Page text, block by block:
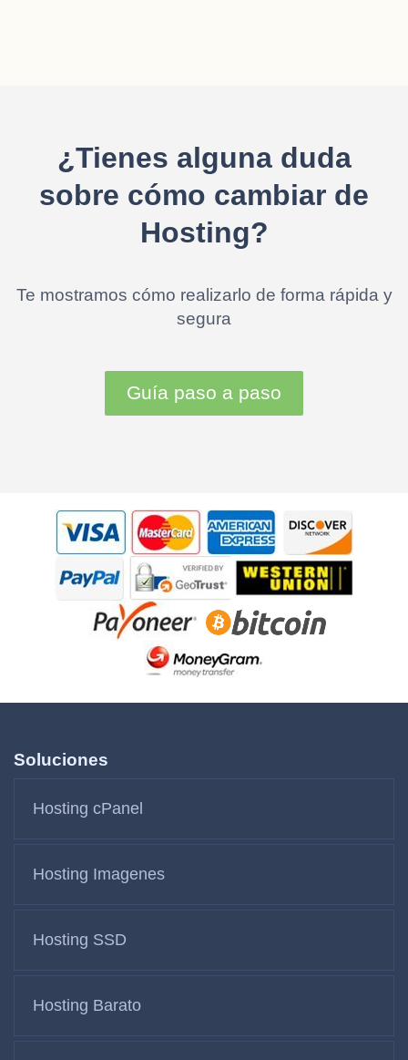
¿Tienes alguna duda
sobre cómo cambiar de
Hosting?
Te mostramos cómo realizarlo de forma rápida y
segura
Guía paso a paso
Soluciones
Hosting cPanel
Hosting Imagenes
Hosting SSD
Hosting Barato